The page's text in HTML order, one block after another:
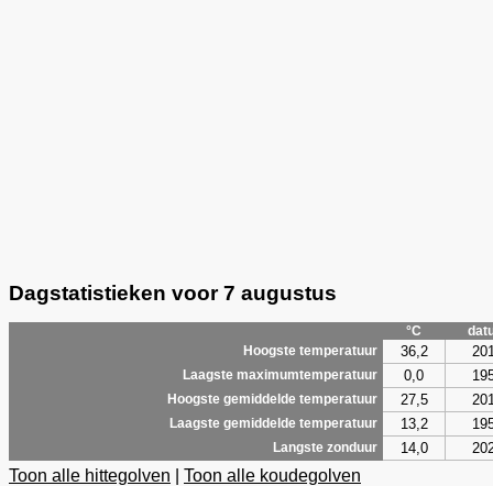
Dagstatistieken voor 7 augustus
°C
Hoogste temperatuur
36,2
Laagste maximumtemperatuur 0,0
Hoogste gemiddelde temperatuur 27,5
Laagste gemiddelde temperatuur 13,2
Langste zonduur 14,0
Toon alle hittegolven
Toon alle koudegolven